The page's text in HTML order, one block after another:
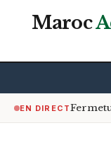
Maroc
EN DIRECT